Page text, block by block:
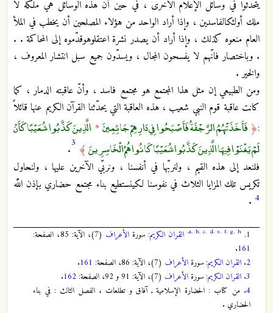
يتحدّثوا في وسائل الإعلام الأخرى ، في حين أن هذه الوسائل هي ملكه لا
ملك أولئك‏الفاسدين ، وإذا أراد الواحد من هؤلاء المصلحين أن يخطب في الملأ
العام منعوه كذلك ، وإذا أراد أن يصدر نشرة اعتقلوه‏وقدّموه إلى المحاكمة . .
. وباختصار فانّهم لا يفسحون المجال ، ويسدّون جميع سبل انتشار المعروف ،
والخير .
ومن الطبيعي إن مثل هذا المجتمع هو مجتمع فاسد ، وأنّ عاقبته الدمار ، كما
كانت عاقبة قوم النبي شعيب ، هذه العاقبة التي ‏يحدّثنا القرآن الكريم عنها قائلاً
:﴿ فَأَخَذَتْهُمُ الرَّجْفَةُ فَأَصْبَحُوا فِي دَارِهِمْ جَاثِمِينَ* الَّذِينَ كَذَّبُوا شُعَيْبًا كَأَنْ
لَمْ يَغْنَوْا فِيهَا الَّذِينَ كَذَّبُوا شُعَيْبًا كَانُوا هُمُ الْخَاسِرِينَ ﴾ 3
.
فلنعد إلى هذه القيم ، ولنربّها في أنفسنا ، ونربّي الآخرين عليها ، ولنحاول
تكريس تلك المزايا الثلاث في نفوسنا لكي‏نستطيع بناء مجتمع حضاري بإذن اللَّه
4
.
1.
a. b. c. d. e. f. g. h. القران الكريم: سورةالأعراف (7)، الآية: 85، الصفحة:
161
.
2. القران الكريم: سورةالأعراف (7)، الآية: 86، الصفحة: 161
.
3. القران الكريم: سورةالأعراف (7)، الآية: 91 و 92، الصفحة: 162
.
4. من كتاب : الحضارة الإسلامية ـ آفاق و تطلعات ، الفصل الثالث : في بناء
الحضاري .